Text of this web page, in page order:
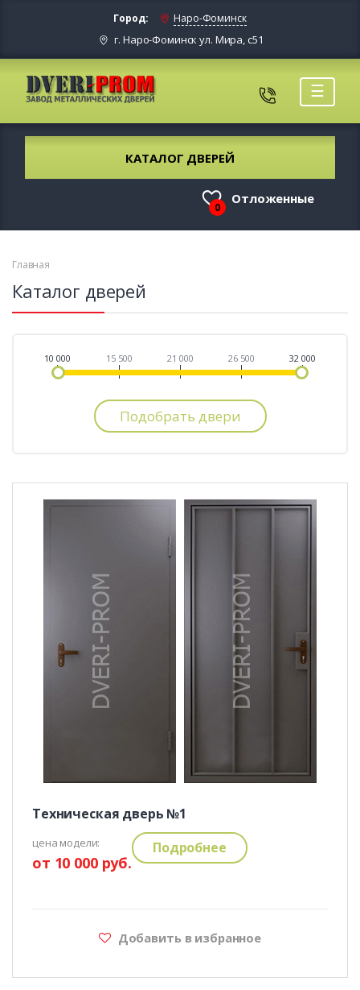
Город: Наро-Фоминск
г. Наро-Фоминск ул. Мира, с51
☰
КАТАЛОГ ДВЕРЕЙ
0
Отложенные
Главная
Каталог дверей
10 000 15 500 21 000 26 500 32 000
Техническая дверь №1
цена модели:
от 10 000 руб.
Подробнее
Добавить в избранное